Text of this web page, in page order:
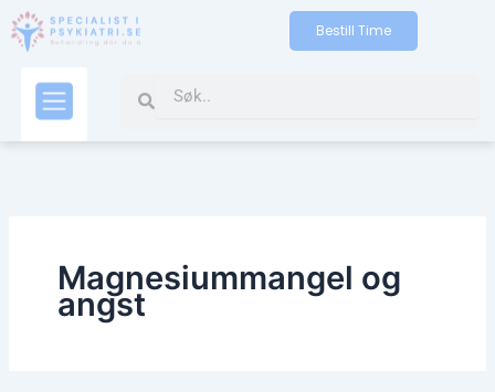
Skip
to
Bestill Time
Search
Magnesiummangel og
angst